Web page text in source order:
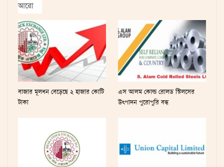
আরো
বাজার মূলধন বেড়েছে ২ হাজার কোটি
টাকা
এস আলম কোল্ড রোলড স্টিলসের
উৎপাদন পুরোপুরি বন্ধ